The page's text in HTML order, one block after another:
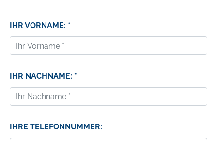
IHR VORNAME: *
IHR NACHNAME: *
IHRE TELEFONNUMMER: